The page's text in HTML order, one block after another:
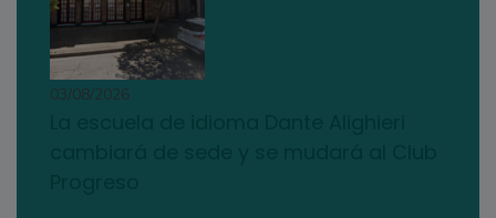
03/08/2026